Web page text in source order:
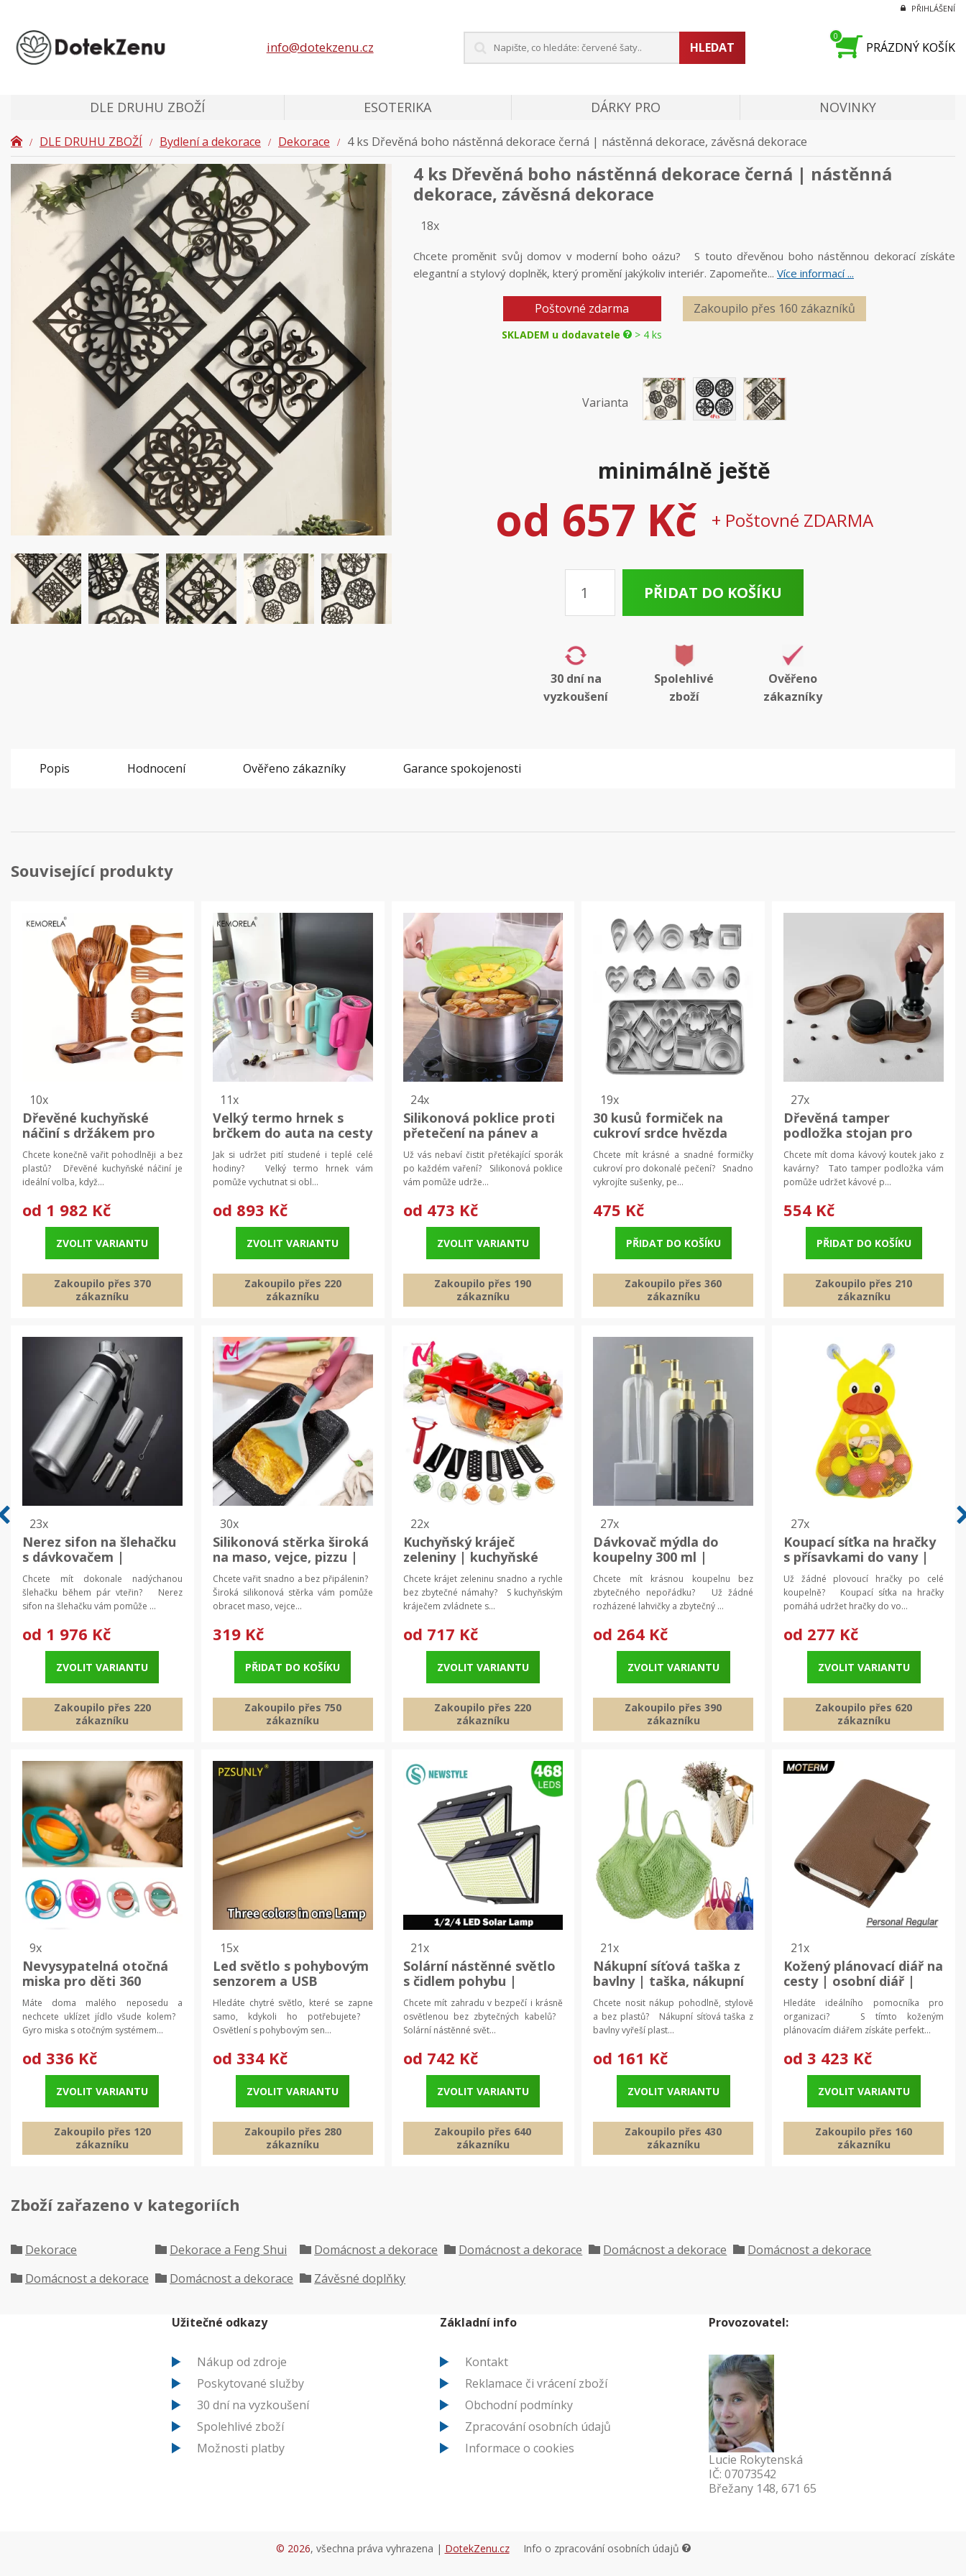
info@dotekzenu.cz HLEDAT
PŘIHLÁŠENÍ
0
PRÁZDNÝ KOŠÍK
DLE DRUHU ZBOŽÍ ESOTERIKA DÁRKY PRO NOVINKY
DLE DRUHU ZBOŽÍ Bydlení a dekorace Dekorace 4 ks Dřevěná boho nástěnná dekorace černá | nástěnná dekorace, závěsná dekorace
4 ks Dřevěná boho nástěnná dekorace černá | nástěnná
dekorace, závěsná dekorace
18x
Chcete proměnit svůj domov v moderní boho oázu? S touto dřevěnou boho nástěnnou dekorací získáte
elegantní a stylový doplněk, který promění jakýkoliv interiér. Zapomeňte... Více informací ...
Poštovné zdarma
SKLADEM u dodavatele > 4 ks
Zakoupilo přes 160 zákazníků
Varianta
minimálně ještě
od 657 Kč + Poštovné ZDARMA
PŘIDAT DO KOŠÍKU
30 dní na
vyzkoušení
Spolehlivé
zboží
Ověřeno
zákazníky
Popis Hodnocení Ověřeno zákazníky Garance spokojenosti
Související produkty
10x
Dřevěné kuchyňské
náčiní s držákem pro
každodenní vaření |
sada vařeček,
kuchyňské potřeby
Chcete konečně vařit pohodlněji a bez
plastů? Dřevěné kuchyňské náčiní je
ideální volba, když...
od 1 982 Kč
ZVOLIT VARIANTU
Zakoupilo přes 370
zákazníku
11x
Velký termo hrnek s
brčkem do auta na cesty
| termo hrnek, cestovní
hrnek
Jak si udržet pití studené i teplé celé
hodiny? Velký termo hrnek vám
pomůže vychutnat si obl...
od 893 Kč
ZVOLIT VARIANTU
Zakoupilo přes 220
zákazníku
24x
Silikonová poklice proti
přetečení na pánev a
hrnec | kuchyňské víko,
kuchyňské doplňky
Už vás nebaví čistit přetékající sporák
po každém vaření? Silikonová poklice
vám pomůže udrže...
od 473 Kč
ZVOLIT VARIANTU
Zakoupilo přes 190
zákazníku
19x
30 kusů formiček na
cukroví srdce hvězda
květ | formičky,
vykrajovátka
Chcete mít krásné a snadné formičky
cukroví pro dokonalé pečení? Snadno
vykrojíte sušenky, pe...
475 Kč
PŘIDAT DO KOŠÍKU
Zakoupilo přes 360
zákazníku
27x
Dřevěná tamper
podložka stojan pro
kávu | tamper podložka,
kávové příslušenství
Chcete mít doma kávový koutek jako z
kavárny? Tato tamper podložka vám
pomůže udržet kávové p...
554 Kč
PŘIDAT DO KOŠÍKU
Zakoupilo přes 210
zákazníku
23x
Nerez sifon na šlehačku
s dávkovačem |
kuchyňský sifon,
cukrářské náčiní
Chcete mít dokonale nadýchanou
šlehačku během pár vteřin? Nerez
sifon na šlehačku vám pomůže ...
od 1 976 Kč
ZVOLIT VARIANTU
Zakoupilo přes 220
zákazníku
30x
Silikonová stěrka široká
na maso, vejce, pizzu |
kuchyňská stěrka,
kuchyňské náčiní
Chcete vařit snadno a bez připálenin?
Široká silikonová stěrka vám pomůže
obracet maso, vejce...
319 Kč
PŘIDAT DO KOŠÍKU
Zakoupilo přes 750
zákazníku
22x
Kuchyňský kráječ
zeleniny | kuchyňské
doplňky
Chcete krájet zeleninu snadno a rychle
bez zbytečné námahy? S kuchyňským
kráječem zvládnete s...
od 717 Kč
ZVOLIT VARIANTU
Zakoupilo přes 220
zákazníku
27x
Dávkovač mýdla do
koupelny 300 ml |
koupelnové doplňky
Chcete mít krásnou koupelnu bez
zbytečného nepořádku? Už žádné
rozházené lahvičky a zbytečný ...
od 264 Kč
ZVOLIT VARIANTU
Zakoupilo přes 390
zákazníku
27x
Koupací síťka na hračky
s přísavkami do vany |
síť na hračky, držák do
vany
Už žádné plovoucí hračky po celé
koupelně? Koupací síťka na hračky
pomáhá udržet hračky do vo...
od 277 Kč
ZVOLIT VARIANTU
Zakoupilo přes 620
zákazníku
9x
Nevysypatelná otočná
miska pro děti 360
stupňů | gyro miska,
dětská miska
Máte doma malého neposedu a
nechcete uklízet jídlo všude kolem?
Gyro miska s otočným systémem...
od 336 Kč
ZVOLIT VARIANTU
Zakoupilo přes 120
zákazníku
15x
Led světlo s pohybovým
senzorem a USB
nabíjením | osvětlení 3
ks
Hledáte chytré světlo, které se zapne
samo, kdykoli ho potřebujete?
Osvětlení s pohybovým sen...
od 334 Kč
ZVOLIT VARIANTU
Zakoupilo přes 280
zákazníku
21x
Solární nástěnné světlo
s čidlem pohybu |
zahradní osvětlení
Chcete mít zahradu v bezpečí i krásně
osvětlenou bez zbytečných kabelů?
Solární nástěnné svět...
od 742 Kč
ZVOLIT VARIANTU
Zakoupilo přes 640
zákazníku
21x
Nákupní síťová taška z
bavlny | taška, nákupní
taška
Chcete nosit nákup pohodlně, stylově
a bez plastů? Nákupní síťová taška z
bavlny vyřeší plast...
od 161 Kč
ZVOLIT VARIANTU
Zakoupilo přes 430
zákazníku
21x
Kožený plánovací diář na
cesty | osobní diář |
cestovní zápisník
Hledáte ideálního pomocníka pro
organizaci? S tímto koženým
plánovacím diářem získáte perfekt...
od 3 423 Kč
ZVOLIT VARIANTU
Zakoupilo přes 160
zákazníku
Zboží zařazeno v kategoriích
Dekorace Dekorace a Feng Shui Domácnost a dekorace Domácnost a dekorace Domácnost a dekorace
Domácnost a dekorace
Domácnost a dekorace
Domácnost a dekorace Závěsné doplňky
Užitečné odkazy
Nákup od zdroje
Poskytované služby
30 dní na vyzkoušení
Spolehlivé zboží
Možnosti platby
Základní info
Kontakt
Reklamace či vrácení zboží
Obchodní podmínky
Zpracování osobních údajů
Informace o cookies
Provozovatel:
Lucie Rokytenská
IČ: 07073542
Břežany 148, 671 65
© 2026, všechna práva vyhrazena | DotekZenu.cz Info o zpracování osobních údajů